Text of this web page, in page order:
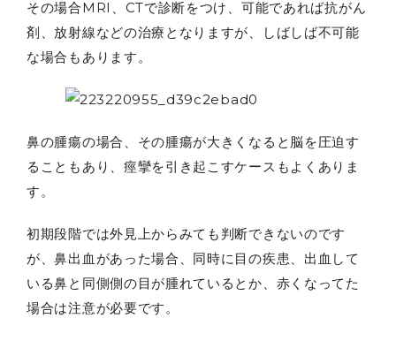
その場合MRI、CTで診断をつけ、可能であれば抗がん
剤、放射線などの治療となりますが、しばしば不可能
な場合もあります。
鼻の腫瘍の場合、その腫瘍が大きくなると脳を圧迫す
ることもあり、痙攣を引き起こすケースもよくありま
す。
初期段階では外見上からみても判断できないのです
が、鼻出血があった場合、同時に目の疾患、出血して
いる鼻と同側側の目が腫れているとか、赤くなってた
場合は注意が必要です。